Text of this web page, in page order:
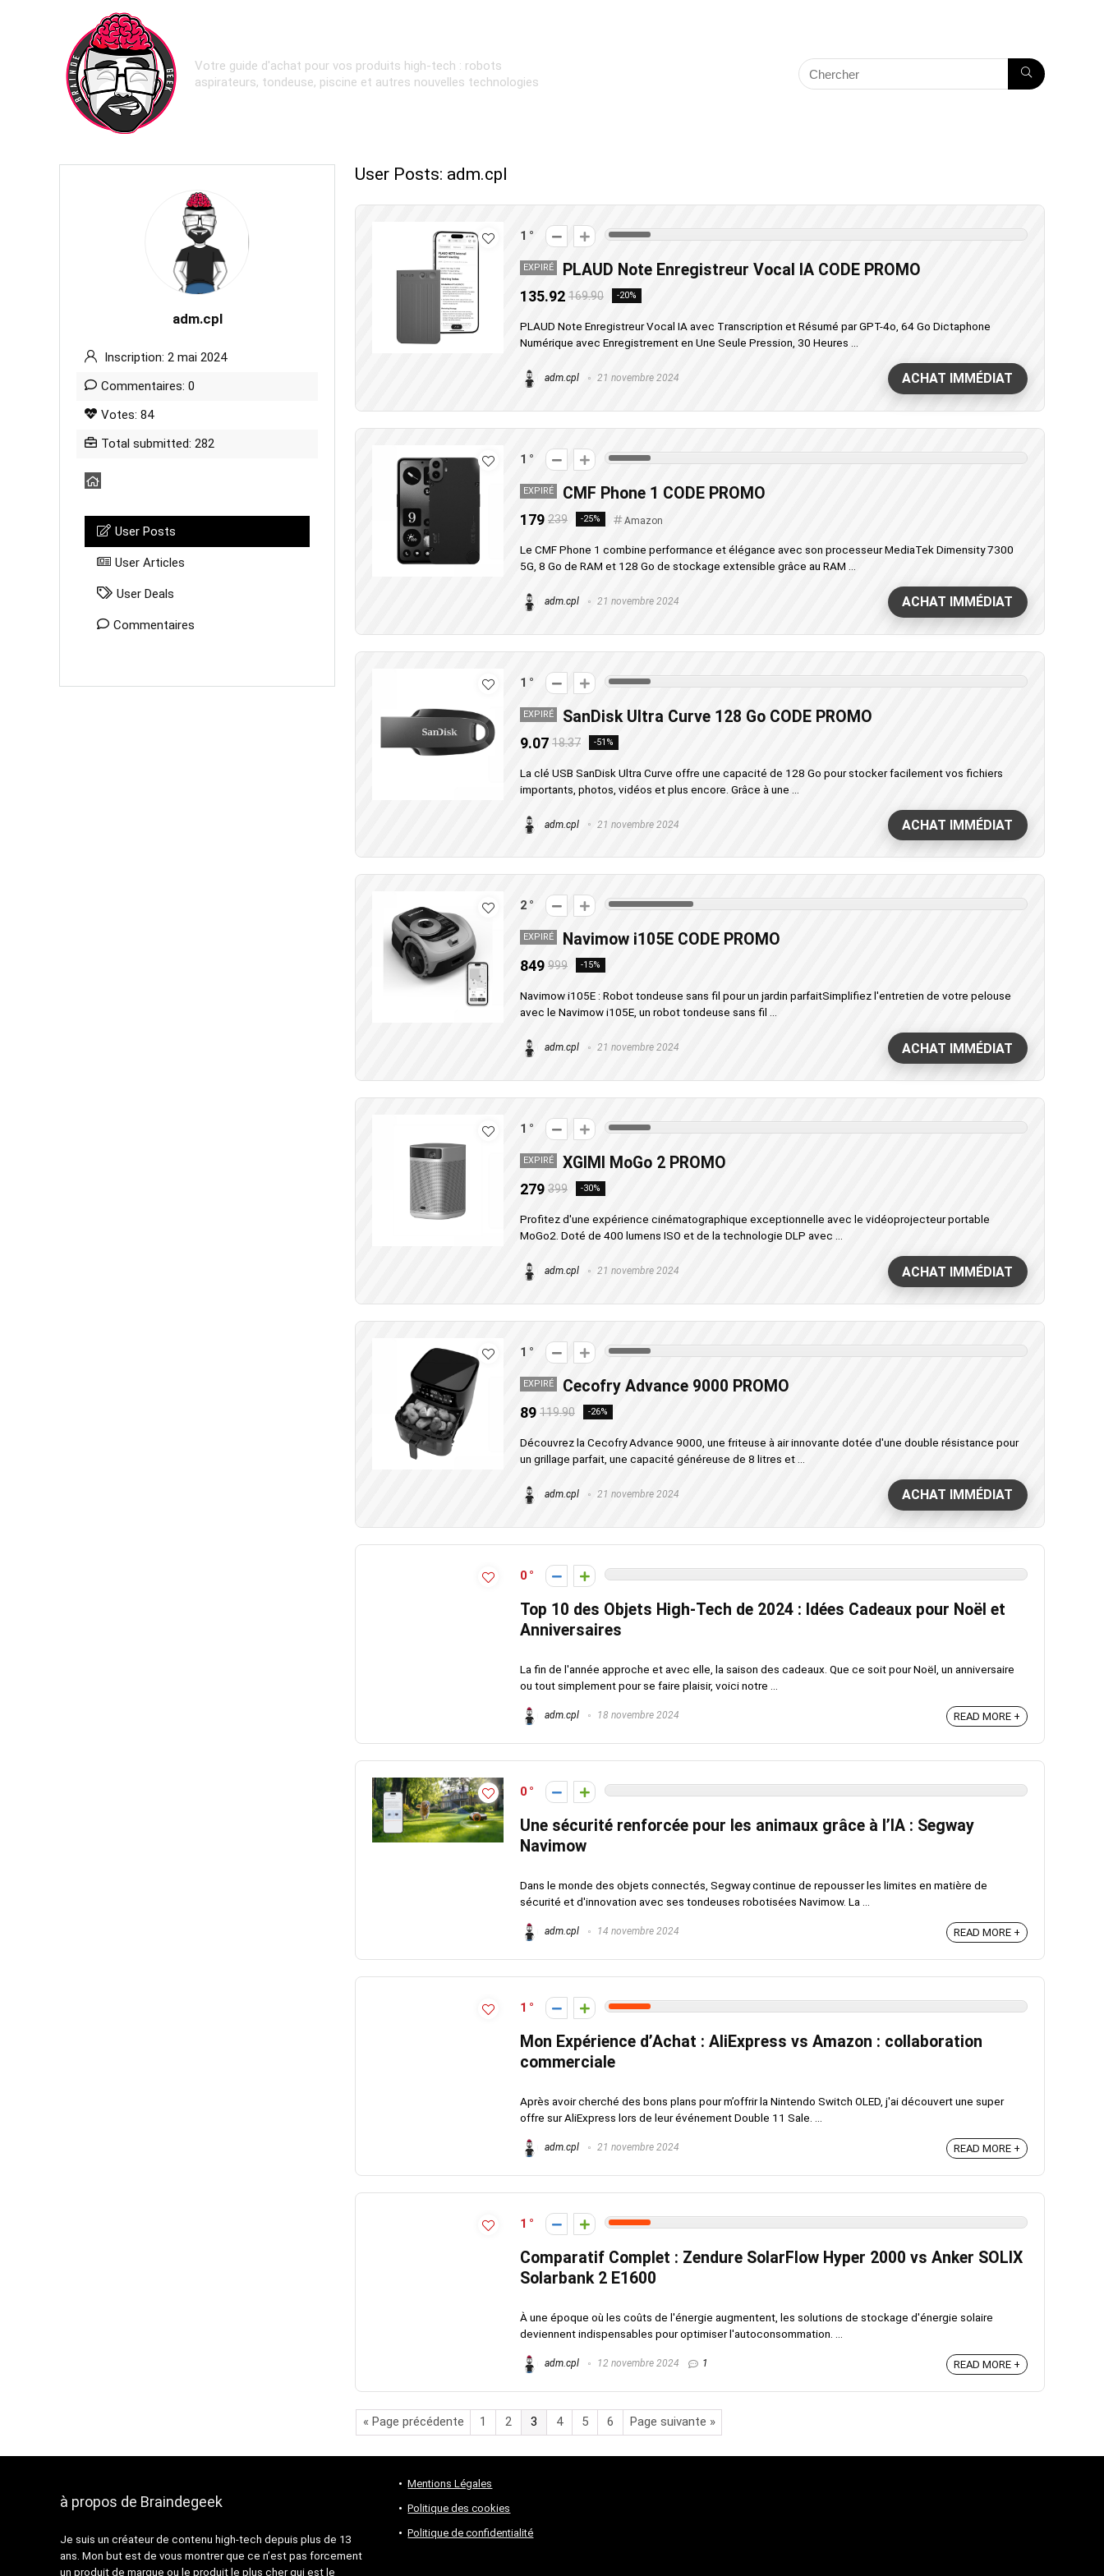
Votre guide d'achat pour vos produits high-tech : robots
aspirateurs, tondeuse, piscine et autres nouvelles technologies
adm.cpl
Inscription: 2 mai 2024
Commentaires: 0
Votes: 84
Total submitted: 282
User Posts
User Articles
User Deals
Commentaires
User Posts: adm.cpl
1
EXPIRÉ PLAUD Note Enregistreur Vocal IA CODE PROMO
135.92 169.90 -20%
PLAUD Note Enregistreur Vocal IA avec Transcription et Résumé par GPT-4o, 64 Go Dictaphone
Numérique avec Enregistrement en Une Seule Pression, 30 Heures ...
adm.cpl 21 novembre 2024 ACHAT IMMÉDIAT
1
EXPIRÉ CMF Phone 1 CODE PROMO
179 239 -25% Amazon
Le CMF Phone 1 combine performance et élégance avec son processeur MediaTek Dimensity 7300
5G, 8 Go de RAM et 128 Go de stockage extensible grâce au RAM ...
adm.cpl 21 novembre 2024 ACHAT IMMÉDIAT
1
EXPIRÉ SanDisk Ultra Curve 128 Go CODE PROMO
9.07 18.37 -51%
La clé USB SanDisk Ultra Curve offre une capacité de 128 Go pour stocker facilement vos fichiers
importants, photos, vidéos et plus encore. Grâce à une ...
adm.cpl 21 novembre 2024 ACHAT IMMÉDIAT
2
EXPIRÉ Navimow i105E CODE PROMO
849 999 -15%
Navimow i105E : Robot tondeuse sans fil pour un jardin parfaitSimplifiez l'entretien de votre pelouse
avec le Navimow i105E, un robot tondeuse sans fil ...
adm.cpl 21 novembre 2024 ACHAT IMMÉDIAT
1
EXPIRÉ XGIMI MoGo 2 PROMO
279 399 -30%
Profitez d'une expérience cinématographique exceptionnelle avec le vidéoprojecteur portable
MoGo2. Doté de 400 lumens ISO et de la technologie DLP avec ...
adm.cpl 21 novembre 2024 ACHAT IMMÉDIAT
1
EXPIRÉ Cecofry Advance 9000 PROMO
89 119.90 -26%
Découvrez la Cecofry Advance 9000, une friteuse à air innovante dotée d'une double résistance pour
un grillage parfait, une capacité généreuse de 8 litres et ...
adm.cpl 21 novembre 2024 ACHAT IMMÉDIAT
0
Top 10 des Objets High-Tech de 2024 : Idées Cadeaux pour Noël et
Anniversaires
La fin de l'année approche et avec elle, la saison des cadeaux. Que ce soit pour Noël, un anniversaire
ou tout simplement pour se faire plaisir, voici notre ...
adm.cpl 18 novembre 2024 READ MORE +
0
Une sécurité renforcée pour les animaux grâce à l’IA : Segway
Navimow
Dans le monde des objets connectés, Segway continue de repousser les limites en matière de
sécurité et d'innovation avec ses tondeuses robotisées Navimow. La ...
adm.cpl 14 novembre 2024 READ MORE +
1
Mon Expérience d’Achat : AliExpress vs Amazon : collaboration
commerciale
Après avoir cherché des bons plans pour m’offrir la Nintendo Switch OLED, j'ai découvert une super
offre sur AliExpress lors de leur événement Double 11 Sale. ...
adm.cpl 21 novembre 2024 READ MORE +
1
Comparatif Complet : Zendure SolarFlow Hyper 2000 vs Anker SOLIX
Solarbank 2 E1600
À une époque où les coûts de l'énergie augmentent, les solutions de stockage d'énergie solaire
deviennent indispensables pour optimiser l'autoconsommation. ...
adm.cpl 12 novembre 2024 1 READ MORE +
« Page précédente 1 2 3 4 5 6 Page suivante »
à propos de Braindegeek
Je suis un créateur de contenu high-tech depuis plus de 13
ans. Mon but est de vous montrer que ce n’est pas forcement
un produit de marque ou le produit le plus cher qui est le
Mentions Légales
Politique des cookies
Politique de confidentialité